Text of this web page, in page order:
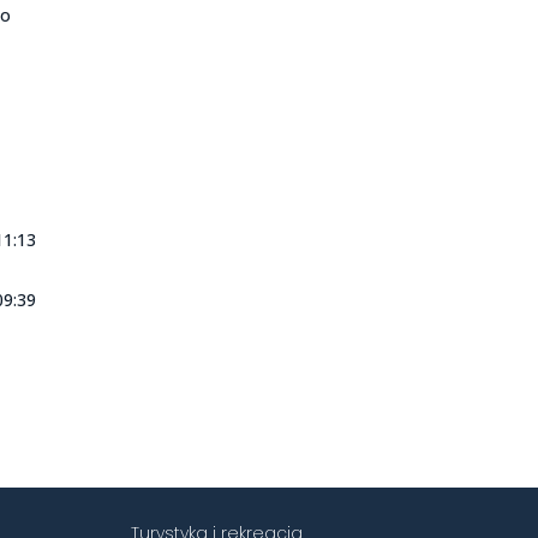
Turystyka i rekreacja